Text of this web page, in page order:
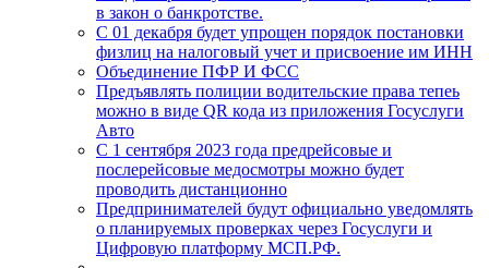
в закон о банкротстве.
C 01 декабря будет упрощен порядок постановки
физлиц на налоговый учет и присвоение им ИНН
Объединение ПФР И ФСС
Предъявлять полиции водительские права тепеь
можно в виде QR кода из приложения Госуслуги
Авто
С 1 сентября 2023 года предрейсовые и
послерейсовые медосмотры можно будет
проводить дистанционно
Предпринимателей будут официально уведомлять
о планируемых проверках через Госуслуги и
Цифровую платформу МСП.РФ.